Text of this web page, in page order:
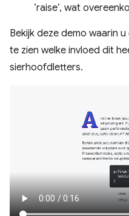
‘raise’, wat
Bekijk deze demo waarin
te zien welke invloed dit
sierhoofdletters.